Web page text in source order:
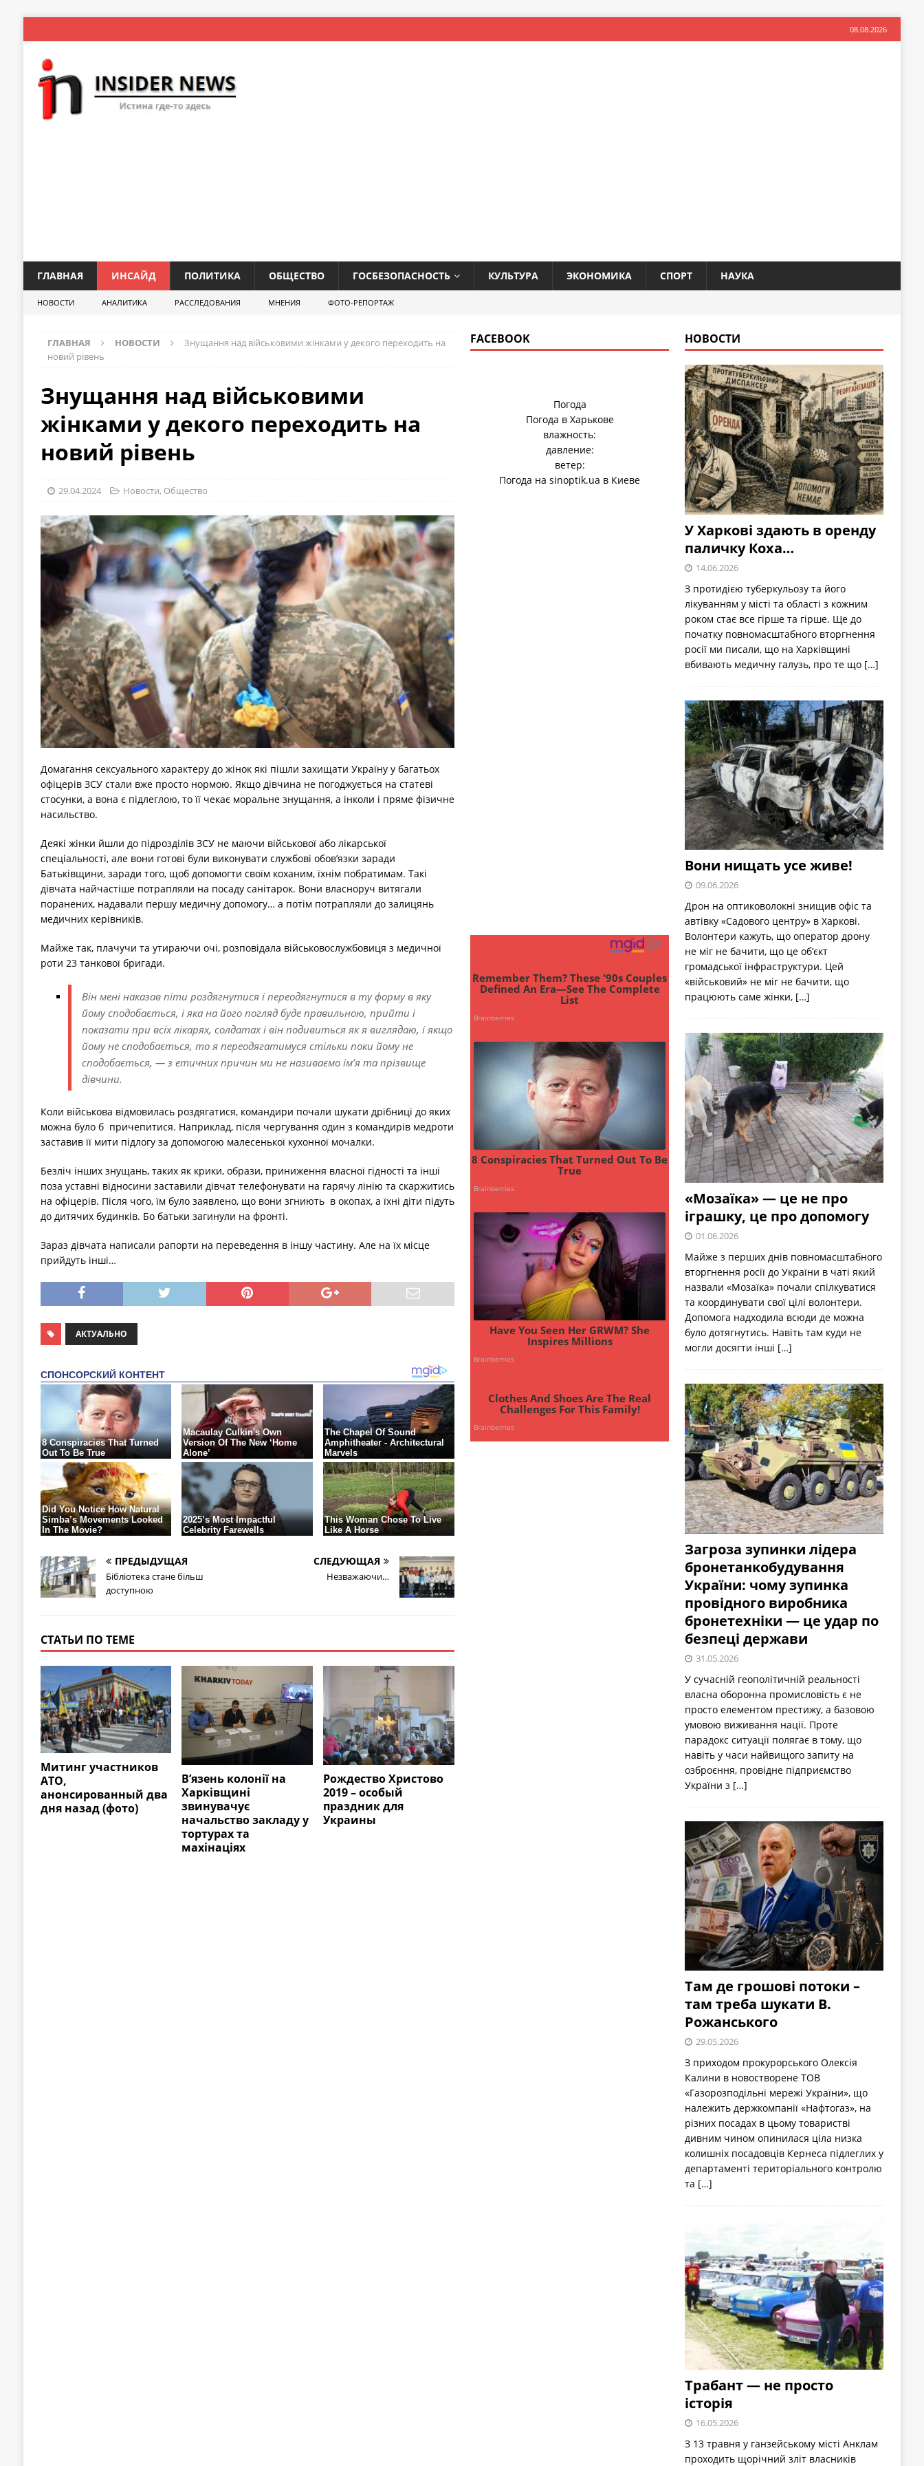
08.08.2026
ГЛАВНАЯ ИНСАЙД ПОЛИТИКА ОБЩЕСТВО ГОСБЕЗОПАСНОСТЬ КУЛЬТУРА ЭКОНОМИКА СПОРТ НАУКА
НОВОСТИ АНАЛИТИКА РАССЛЕДОВАНИЯ МНЕНИЯ ФОТО-РЕПОРТАЖ
ГЛАВНАЯ НОВОСТИ
Знущання над військовими жінками у декого переходить на
новий рівень
Знущання над військовими
жінками у декого переходить на
новий рівень
29.04.2024 Новости, Общество
Домагання сексуального характеру до жінок які пішли захищати Україну у багатьох
офіцерів ЗСУ стали вже просто нормою. Якщо дівчина не погоджується на статеві
стосунки, а вона є підлеглою, то її чекає моральне знущання, а інколи і пряме фізичне
насильство.
Деякі жінки йшли до підрозділів ЗСУ не маючи військової або лікарської
спеціальності, але вони готові були виконувати службові обов’язки заради
Батьківщини, заради того, щоб допомогти своїм коханим, їхнім побратимам. Такі
дівчата найчастіше потрапляли на посаду санітарок. Вони власноруч витягали
поранених, надавали першу медичну допомогу… а потім потрапляли до залицянь
медичних керівників.
Майже так, плачучи та утираючи очі, розповідала військовослужбовиця з медичної
роти 23 танкової бригади.
Він мені наказав піти роздягнутися і переодягнутися в ту форму в яку
йому сподобається, і яка на його погляд буде правильною, прийти і
показати при всіх лікарях, солдатах і він подивиться як я виглядаю, і якщо
йому не сподобається, то я переодягатимуся стільки поки йому не
сподобається, — з етичних причин ми не називаємо ім’я та прізвище
дівчини.
Коли військова відмовилась роздягатися, командири почали шукати дрібниці до яких
можна було б причепитися. Наприклад, після чергування один з командирів медроти
заставив її мити підлогу за допомогою малесенької кухонної мочалки.
Безліч інших знущань, таких як крики, образи, приниження власної гідності та інші
поза уставні відносини заставили дівчат телефонувати на гарячу лінію та скаржитись
на офіцерів. Після чого, їм було заявлено, що вони згниють в окопах, а їхні діти підуть
до дитячих будинків. Бо батьки загинули на фронті.
Зараз дівчата написали рапорти на переведення в іншу частину. Але на їх місце
прийдуть інші…
АКТУАЛЬНО
ПРЕДЫДУЩАЯ
Бібліотека стане більш
доступною
СЛЕДУЮЩАЯ
Незважаючи…
СТАТЬИ ПО ТЕМЕ
Митинг участников
АТО,
анонсированный два
дня назад (фото)
В’язень колонії на
Харківщині
звинувачує
начальство закладу у
тортурах та
махінаціях
Рождество Христово
2019 – особый
праздник для
Украины
FACEBOOK
Погода
Погода в Харькове
влажность:
давление:
ветер:
Погода наsinoptik.ua в Киеве
НОВОСТИ
У Харкові здають в оренду
паличку Коха…
14.06.2026
З протидією туберкульозу та його
лікуванням у місті та області з кожним
роком стає все гірше та гірше. Ще до
початку повномасштабного вторгнення
росії ми писали, що на Харківщині
вбивають медичну галузь, про те що […]
Вони нищать усе живе!
09.06.2026
Дрон на оптиковолокні знищив офіс та
автівку «Садового центру» в Харкові.
Волонтери кажуть, що оператор дрону
не міг не бачити, що це об’єкт
громадської інфраструктури. Цей
«військовий» не міг не бачити, що
працюють саме жінки, […]
«Мозаїка» — це не про
іграшку, це про допомогу
01.06.2026
Майже з перших днів повномасштабного
вторгнення росії до України в чаті який
назвали «Мозаїка» почали спілкуватися
та координувати свої цілі волонтери.
Допомога надходила всюди де можна
було дотягнутись. Навіть там куди не
могли досягти інші […]
Загроза зупинки лідера
бронетанкобудування
України: чому зупинка
провідного виробника
бронетехніки — це удар по
безпеці держави
31.05.2026
У сучасній геополітичній реальності
власна оборонна промисловість є не
просто елементом престижу, а базовою
умовою виживання нації. Проте
парадокс ситуації полягає в тому, що
навіть у часи найвищого запиту на
озброєння, провідне підприємство
України з […]
Там де грошові потоки –
там треба шукати В.
Рожанського
29.05.2026
З приходом прокурорського Олексія
Калини в новостворене ТОВ
«Газорозподільні мережі України», що
належить держкомпанії «Нафтогаз», на
різних посадах в цьому товаристві
дивним чином опинилася ціла низка
колишніх посадовців Кернеса підлеглих у
департаменті територіального контролю
та […]
Трабант — не просто
історія
16.05.2026
З 13 травня у ганзейському місті Анклам
проходить щорічний зліт власників